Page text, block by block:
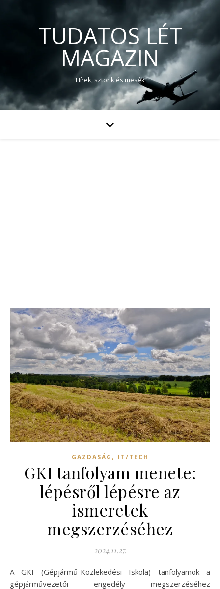
TUDATOS LÉT
MAGAZIN
Hírek, sztorik és mesék
GAZDASÁG , IT/TECH
GKI tanfolyam menete:
lépésről lépésre az
ismeretek
megszerzéséhez
2024.11.27.
A GKI (Gépjármű-Közlekedési Iskola) tanfolyamok a
gépjárművezetői engedély megszerzéséhez